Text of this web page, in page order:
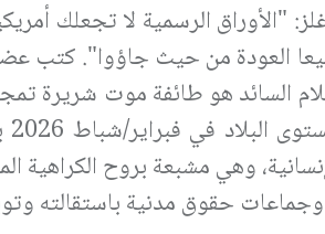
أوغلز: "الأوراق الرسمية لا
العودة من حيث جاؤوا". كتب
السائد هو طائفة موت شريرة
وهي مشبعة بروح الكراهية
حقوق مدنية باستقالته